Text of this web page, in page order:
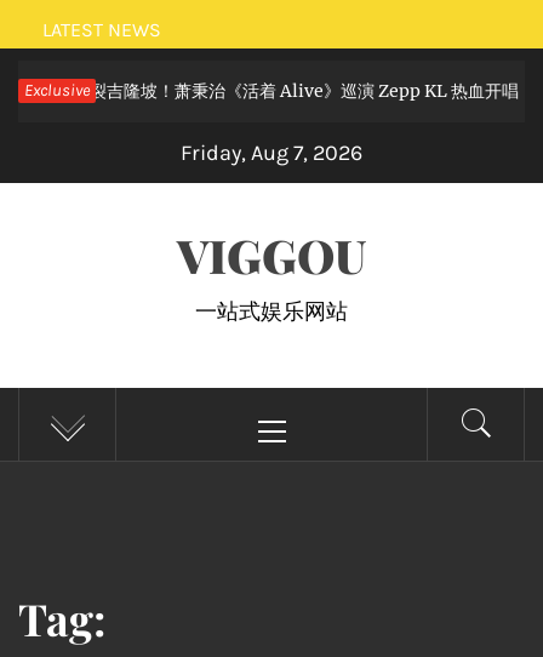
Skip
to
content
LATEST NEWS
Exclusive
摇滚狂欢炸裂吉隆坡！萧秉治《活着 Alive》巡演 Zepp KL 热血开唱
Friday, Aug 7, 2026
VIGGOU
一站式娱乐网站
Menu
Tag: